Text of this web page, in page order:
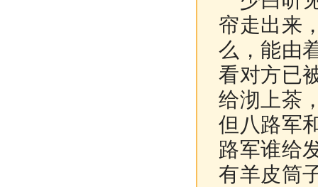
帘走出来
么，能由
看对方已
给沏上茶
但八路军
路军谁给
有羊皮筒